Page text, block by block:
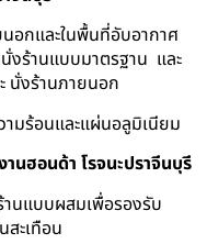
อกและในพื้นที่อับอากาศ
งร้านแบบมาตรฐาน และ
นั่งร้านภายนอก
มร้อนและแผ่นอลูมิเนียม
านฮอนด้า โรจนะปราจีนบุรี
นแบบผสมเพื่อรองรับ
สะเทือน